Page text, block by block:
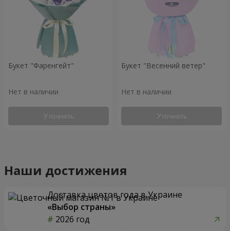
Букет "Фаренгейт"
Нет в наличии
Уточнить
Букет "Весенний ветер"
Нет в наличии
Уточнить
Наши достижения
Доставка цветов года в Украине
«Выбор страны»
2026 год